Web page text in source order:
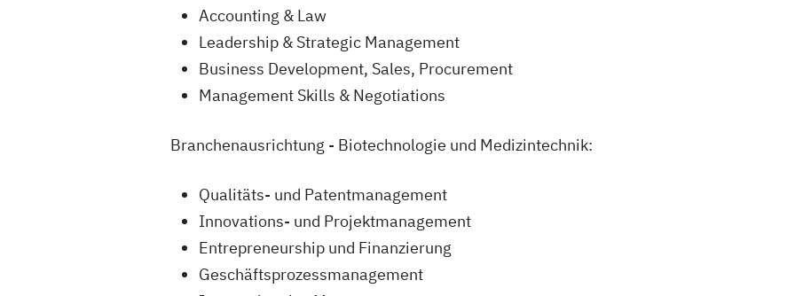
Accounting & Law
Leadership & Strategic Management
Business Development, Sales, Procurement
Management Skills & Negotiations
Branchenausrichtung - Biotechnologie und Medizintechnik:
Qualitäts- und Patentmanagement
Innovations- und Projektmanagement
Entrepreneurship und Finanzierung
Geschäftsprozessmanagement